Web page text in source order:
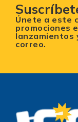
contar con
modelo
además de
originales
¿Listo para
somos los
soldadura.
Únete a este
promociones
lanzamientos
correo.